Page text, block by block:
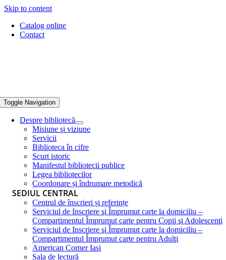
Skip to content
Catalog online
Contact
Toggle Navigation
Despre bibliotecă
Misiune şi viziune
Servicii
Biblioteca în cifre
Scurt istoric
Manifestul bibliotecii publice
Legea bibliotecilor
Coordonare și îndrumare metodică
SEDIUL CENTRAL
Centrul de înscrieri și referințe
Serviciul de Inscriere şi Împrumut carte la domiciliu –
Compartimentul Împrumut carte pentru Copii şi Adolescenţi
Serviciul de Inscriere şi Împrumut carte la domiciliu –
Compartimentul Împrumut carte pentru Adulţi
American Corner Iaşi
Sala de lectură